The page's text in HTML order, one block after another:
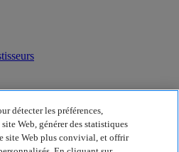
détecter les préférences,
Web, générer des statistiques
site Web plus convivial, et offrir